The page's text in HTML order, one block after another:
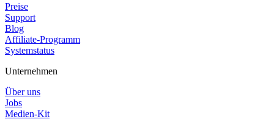
Preise
Support
Blog
Affiliate-Programm
Systemstatus
Unternehmen
Über uns
Jobs
Medien-Kit